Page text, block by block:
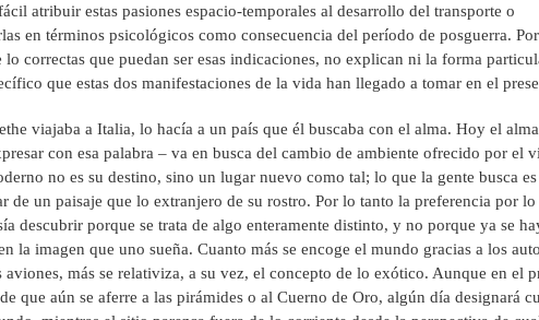
atribuir estas pasiones espacio-temporales al desarrollo del transporte o
en términos psicológicos como consecuencia del período de posguerra.
lo correctas que puedan ser esas indicaciones, no explican ni la forma
que estas dos manifestaciones de la vida han llegado a tomar en el
viajaba a Italia, lo hacía a un país que él buscaba con el alma. Hoy el
con esa palabra – va en busca del cambio de ambiente ofrecido por el
no es su destino, sino un lugar nuevo como tal; lo que la gente busca es
de un paisaje que lo extranjero de su rostro. Por lo tanto la preferencia por
descubrir porque se trata de algo enteramente distinto, y no porque ya se
la imagen que uno sueña. Cuanto más se encoge el mundo gracias a los
aviones, más se relativiza, a su vez, el concepto de lo exótico. Aunque en el
que aún se aferre a las pirámides o al Cuerno de Oro, algún día designará